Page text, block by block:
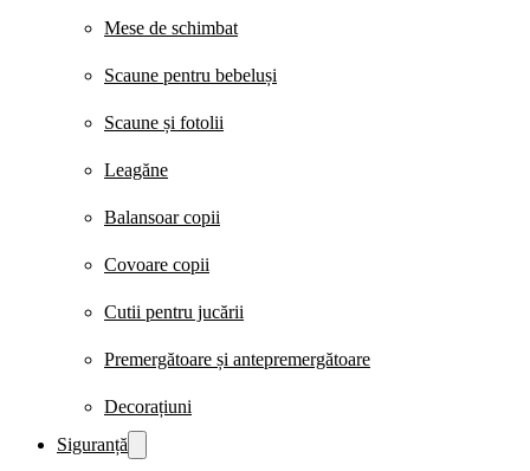
Mese de schimbat
Scaune pentru bebeluși
Scaune și fotolii
Leagăne
Balansoar copii
Covoare copii
Cutii pentru jucării
Premergătoare și antepremergătoare
Decorațiuni
Siguranță